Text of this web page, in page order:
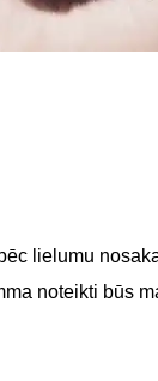
lielumu
noteikti būs